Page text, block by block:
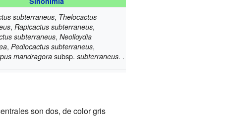
subterraneus, Thelocactus
,Rapicactus subterraneus,
subterraneus,Neolloydia
,Pediocactus subterraneus,
mandragora subsp.subterraneus. .
son dos, de color gris